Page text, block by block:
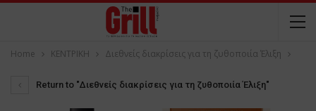
Home ΚΕΝΤΡΙΚΗ Διεθνείς διακρίσεις για τη ζυθοποιία Έλιξη
Return to "Διεθνείς διακρίσεις για τη ζυθοποιία Έλιξη"